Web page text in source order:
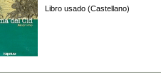
Libro usado (Castellano)